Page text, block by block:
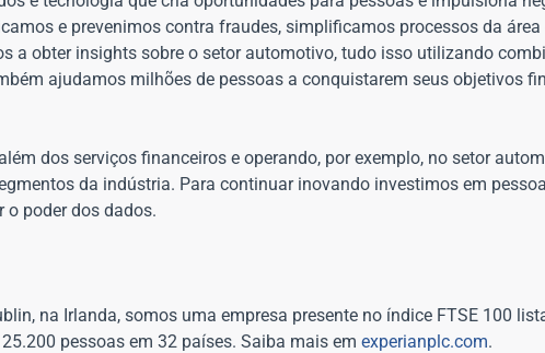
e prevenimos contra fraudes, simplificamos processos da
a obter insights sobre o setor automotivo, tudo isso utilizando
ajudamos milhões de pessoas a conquistarem seus objetivos
dos serviços financeiros e operando, por exemplo, no setor
da indústria. Para continuar inovando investimos em
o poder dos dados.
na Irlanda, somos uma empresa presente no índice FTSE 100
pessoas em 32 países. Saiba mais em experianplc.com.